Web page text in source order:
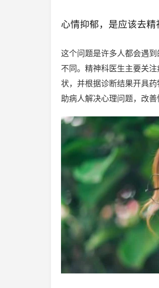
心情抑郁，是应该去精
这个问题是许多人都会遇
不同。精神科医生主要关
状，并根据诊断结果开具
助病人解决心理问题，改善